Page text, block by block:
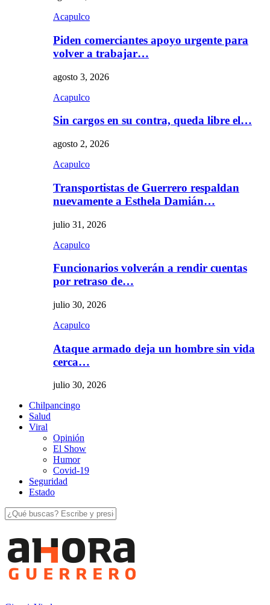
Acapulco
Piden comerciantes apoyo urgente para
volver a trabajar…
agosto 3, 2026
Acapulco
Sin cargos en su contra, queda libre el…
agosto 2, 2026
Acapulco
Transportistas de Guerrero respaldan
nuevamente a Esthela Damián…
julio 31, 2026
Acapulco
Funcionarios volverán a rendir cuentas
por retraso de…
julio 30, 2026
Acapulco
Ataque armado deja un hombre sin vida
cerca…
julio 30, 2026
Chilpancingo
Salud
Viral
Opinión
El Show
Humor
Covid-19
Seguridad
Estado